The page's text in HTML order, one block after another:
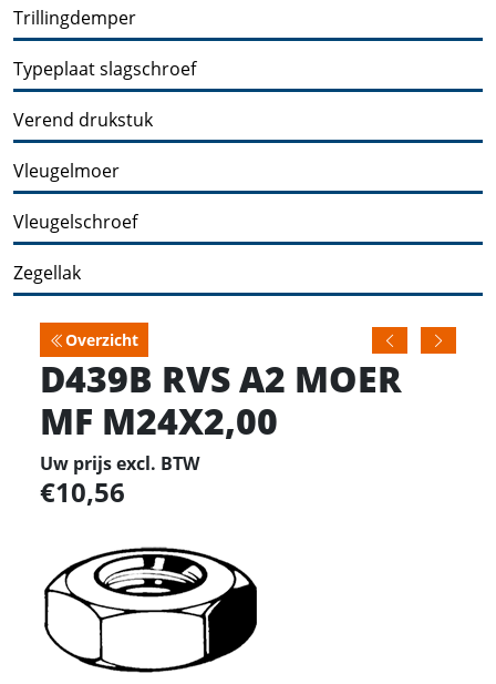
Trillingdemper
Typeplaat slagschroef
Verend drukstuk
Vleugelmoer
Vleugelschroef
Zegellak
Overzicht
D439B RVS A2 MOER
MF M24X2,00
Uw prijs excl. BTW
10,56